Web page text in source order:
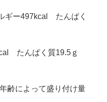
ギー497kcal たんぱく
たんぱく質19.5ｇ
齢によって盛り付け量